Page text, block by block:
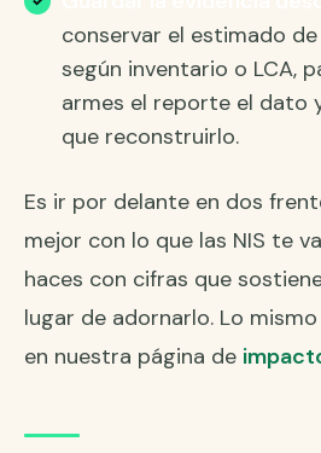
conservar el estimado
según inventario o LCA,
armes el reporte el dato
que reconstruirlo.
Es ir por delante en dos
mejor con lo que las NIS te
haces con cifras que
lugar de adornarlo. Lo
en nuestra página de